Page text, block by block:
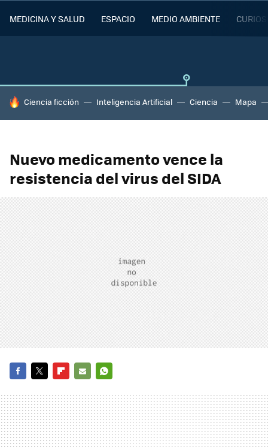
MEDICINA Y SALUD ESPACIO MEDIO AMBIENTE
HOY SE HABLA DE
Ciencia ficción Inteligencia Artificial Ciencia Mapa
Nuevo medicamento vence la
resistencia del virus del SIDA
MAIL